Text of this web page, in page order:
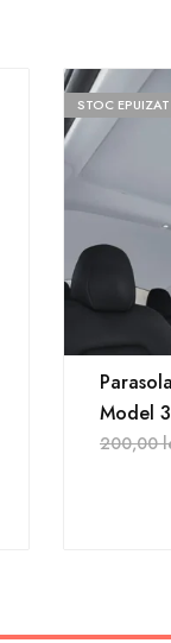
STOC EPUIZAT
Model
200,00